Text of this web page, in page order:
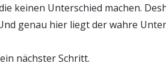
keinen Unterschied machen.
genau hier liegt der wahre
nächster Schritt.